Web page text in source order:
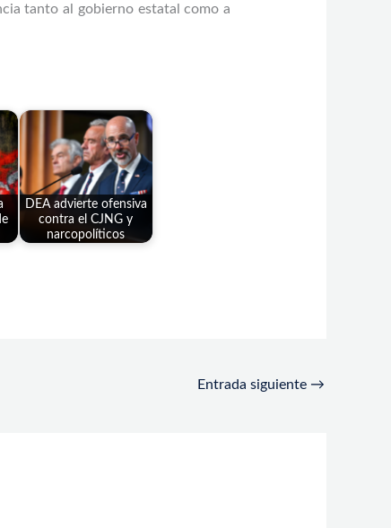
tanto al gobierno estatal como a
DEA advierte ofensiva
contra el CJNG y
narcopolíticos
Entrada siguiente →